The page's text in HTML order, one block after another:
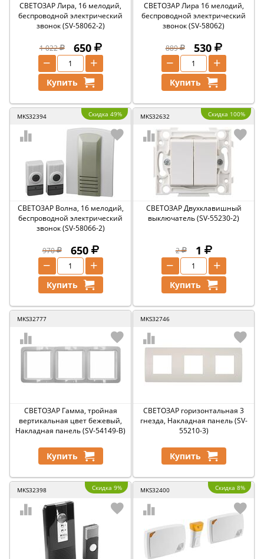
СВЕТОЗАР Лира, 16 мелодий,
беспроводной электрический
звонок (SV-58062-2)
1 022 650
+
−
Купить
СВЕТОЗАР Лира 16 мелодий,
беспроводной электрический
звонок (SV-58062)
889 530
+
−
Купить
MKS32394 Скидка 49%
СВЕТОЗАР Волна, 16 мелодий,
беспроводной электрический
звонок (SV-58066-2)
970 650
+
−
Купить
MKS32632 Скидка 100%
СВЕТОЗАР Двухклавишный
выключатель (SV-55230-2)
2 1
+
−
Купить
MKS32777
СВЕТОЗАР Гамма, тройная
вертикальная цвет бежевый,
Накладная панель (SV-54149-B)
Купить
MKS32746
СВЕТОЗАР горизонтальная 3
гнезда, Накладная панель (SV-
55210-3)
Купить
MKS32398 Скидка 9% MKS32400 Скидка 8%